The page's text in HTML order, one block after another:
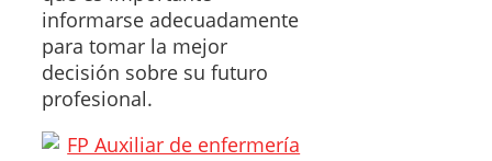
informarse adecuadamente
para tomar la mejor
decisión sobre su futuro
profesional.